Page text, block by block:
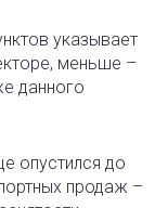
указывает
меньше –
данного
опустился до
продаж –